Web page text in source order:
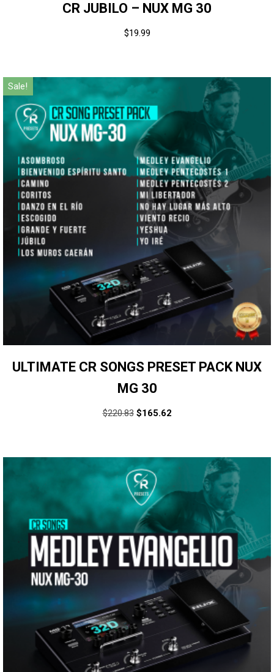
CR JUBILO – NUX MG 30
$19.99
Sale!
ULTIMATE CR SONGS PRESET PACK NUX
MG 30
$220.83 $165.62